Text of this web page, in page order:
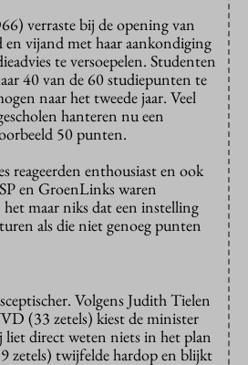
verraste bij de opening van
en vijand met haar aankondiging
te versoepelen. Studenten
40 van de 60 studiepunten te
naar het tweede jaar. Veel
hanteren nu een
50 punten.
reageerden enthousiast en ook
en GroenLinks waren
maar niks dat een instelling
als die niet genoeg punten
Volgens Judith Tielen
(33 zetels) kiest de minister
direct weten niets in het plan
zetels) twijfelde hardop en blijkt